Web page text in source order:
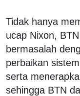
Tidak hanya
ucap Nixon,
bermasalah
perbaikan
serta
sehingga BTN